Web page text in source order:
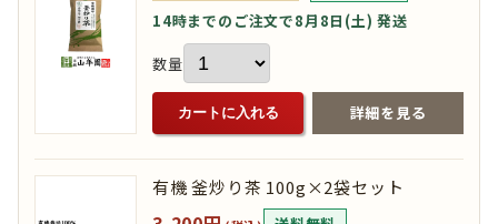
14時までのご注文で8月8日(土) 発送
数量
カートに入れる 詳細を見る
有機 釜炒り茶 100g×2袋セット